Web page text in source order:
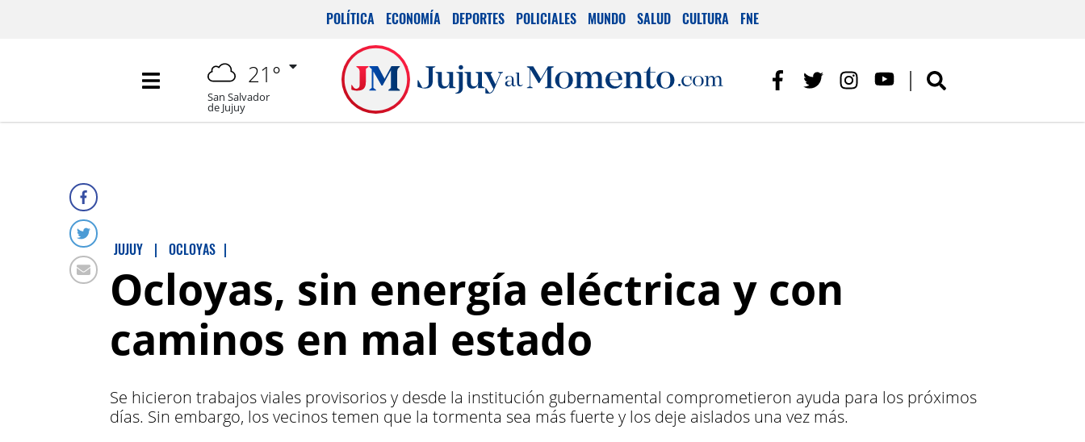
POLÍTICA ECONOMÍA DEPORTES POLICIALES MUNDO SALUD CULTURA FNE
21°
San Salvador
de Jujuy
JUJUY | OCLOYAS |
Ocloyas, sin energía eléctrica y con
caminos en mal estado
Se hicieron trabajos viales provisorios y desde la institución gubernamental comprometieron ayuda para los próximos
días. Sin embargo, los vecinos temen que la tormenta sea más fuerte y los deje aislados una vez más.